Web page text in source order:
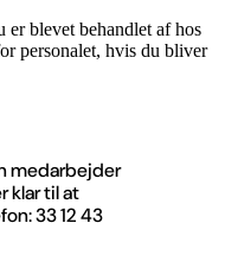
blevet behandlet af hos
personalet, hvis du bliver
medarbejder
klar til at
33 12 43